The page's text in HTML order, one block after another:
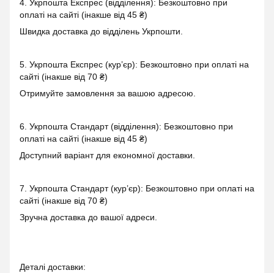
4. Укрпошта Експрес (відділення): Безкоштовно при
оплаті на сайті (інакше від 45 ₴)
Швидка доставка до відділень Укрпошти.
5. Укрпошта Експрес (кур’єр): Безкоштовно при оплаті на
сайті (інакше від 70 ₴)
Отримуйте замовлення за вашою адресою.
6. Укрпошта Стандарт (відділення): Безкоштовно при
оплаті на сайті (інакше від 45 ₴)
Доступний варіант для економної доставки.
7. Укрпошта Стандарт (кур’єр): Безкоштовно при оплаті на
сайті (інакше від 70 ₴)
Зручна доставка до вашої адреси.
Деталі доставки: